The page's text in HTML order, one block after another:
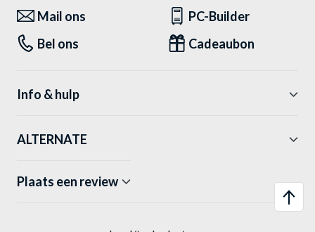
Mail ons
PC-Builder
Bel ons
Cadeaubon
Info & hulp
ALTERNATE
Plaats een review